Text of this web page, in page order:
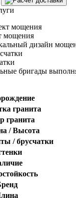
мощения
дизайн
бригады
гранита
гранита
/ Высота
/ брусчатки